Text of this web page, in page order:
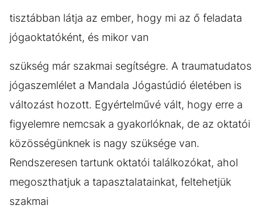
tisztábban látja az ember, hogy mi az ő feladata
jógaoktatóként, és mikor van
szükség már szakmai segítségre. A traumatudatos
jógaszemlélet a Mandala Jógastúdió életében is
változást hozott. Egyértelművé vált, hogy erre a
figyelemre nemcsak a gyakorlóknak, de az oktatói
közösségünknek is nagy szüksége van.
Rendszeresen tartunk oktatói találkozókat, ahol
megoszthatjuk a tapasztalatainkat, feltehetjük
szakmai